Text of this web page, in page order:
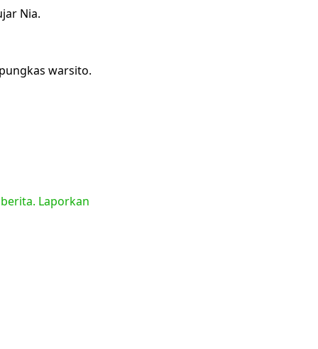
Nia.
warsito.
Laporkan